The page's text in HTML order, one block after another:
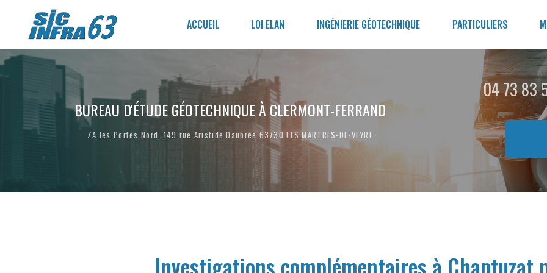
contenu
principal
ACCUEIL LOI ELAN INGÉNIERIE GÉOTECHNIQUE PARTICULIERS
BUREAU D'ÉTUDE GÉOTECHNIQUEÀ CLERMONT-FERRAND
ZA les Portes Nord, 149 rue Aristide Daubrée 63730LES MARTRES-DE-VEYRE
04 73 83
Investigations complémentaires à Chaptuzat